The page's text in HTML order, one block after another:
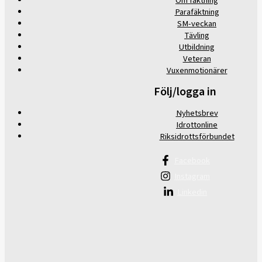
Parafäktning
SM-veckan
Tävling
Utbildning
Veteran
Vuxenmotionärer
Följ/logga in
Nyhetsbrev
Idrottonline
Riksidrottsförbundet